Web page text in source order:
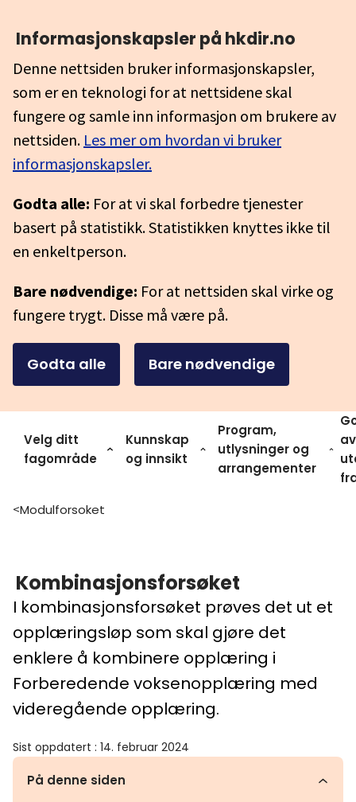
Informasjonskapsler på hkdir.no
Denne nettsiden bruker informasjonskapsler,
som er en teknologi for at nettsidene skal
fungere og samle inn informasjon om brukere av
nettsiden. Les mer om hvordan vi bruker
informasjonskapsler.
Godta alle: For at vi skal forbedre tjenester
basert på statistikk. Statistikken knyttes ikke til
en enkeltperson.
Bare nødvendige: For at nettsiden skal virke og
fungere trygt. Disse må være på.
Godta alle Bare nødvendige
Velg ditt
fagområde
Kunnskap
og innsikt
Program,
utlysninger og
arrangementer
av
>Modulforsoket
Kombinasjonsforsøket
I kombinasjonsforsøket prøves det ut et
opplæringsløp som skal gjøre det
enklere å kombinere opplæring i
Forberedende voksenopplæring med
videregående opplæring.
Sist oppdatert : 14. februar 2024
På denne siden